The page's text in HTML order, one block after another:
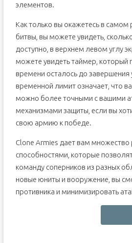
элементов.
Как только вы окажетесь в самом
битвы, вы можете увидеть,
доступно, в верхнем левом углу
можете увидеть таймер, который
времени осталось до завершения
временной лимит означает, что
можно более точными с вашими
механизмами защиты, если вы
свою армию к победе.
Clone Armies дает вам множество
способностями, которые
команду соперников из разных
новые юниты и вооружение, вы
противника и минимизировать